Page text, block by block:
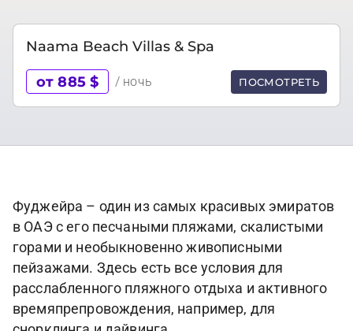
Naama Beach Villas & Spa
от 885 $ / ночь ПОСМОТРЕТЬ
Фуджейра – один из самых красивых эмиратов
в ОАЭ с его песчаными пляжами, скалистыми
горами и необыкновенно живописными
пейзажами. Здесь есть все условия для
расслабленного пляжного отдыха и активного
времяпрепровождения, например, для